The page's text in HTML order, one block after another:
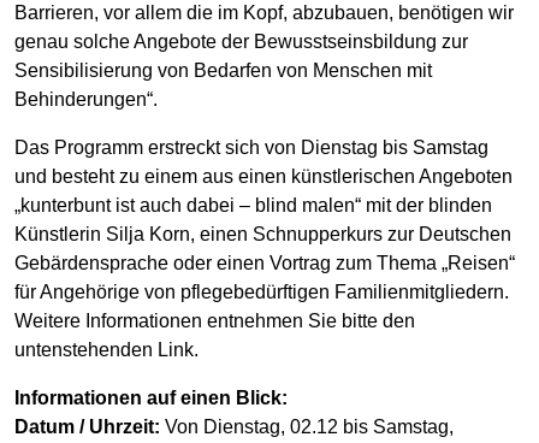
Barrieren, vor allem die im Kopf, abzubauen, benötigen wir
genau solche Angebote der Bewusstseinsbildung zur
Sensibilisierung von Bedarfen von Menschen mit
Behinderungen“.
Das Programm erstreckt sich von Dienstag bis Samstag
und besteht zu einem aus einen künstlerischen Angeboten
„kunterbunt ist auch dabei – blind malen“ mit der blinden
Künstlerin Silja Korn, einen Schnupperkurs zur Deutschen
Gebärdensprache oder einen Vortrag zum Thema „Reisen“
für Angehörige von pflegebedürftigen Familienmitgliedern.
Weitere Informationen entnehmen Sie bitte den
untenstehenden Link.
Informationen auf einen Blick:
Datum / Uhrzeit: Von Dienstag, 02.12 bis Samstag,